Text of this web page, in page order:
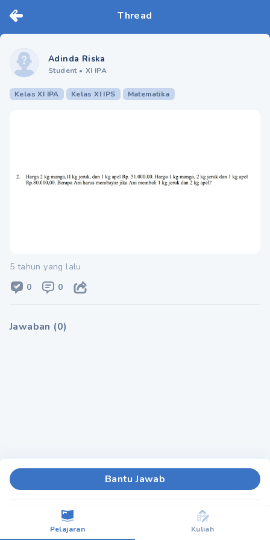
Thread
Adinda Riska
Student • XI IPA
Kelas XI IPA Kelas XI IPS Matematika
5 tahun yang lalu
0
0
Jawaban (0)
Bantu Jawab
Pelajaran Kuliah